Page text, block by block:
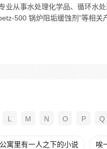
业从事水处理化学品、循环水
500 锅炉阻垢缓蚀剂”等相关
L M N O P Q
寓里有一人之下的小说 唉